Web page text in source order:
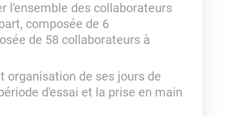
l'ensemble des collaborateurs
composée de 6
de 58 collaborateurs à
organisation de ses jours de
d'essai et la prise en main